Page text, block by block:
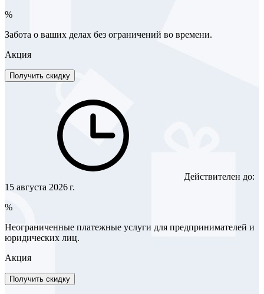
%
Забота о ваших делах без ограничений во времени.
Акция
Получить скидку
Действителен до:
15 августа 2026 г.
%
Неограниченные платежные услуги для предпринимателей и
юридических лиц.
Акция
Получить скидку